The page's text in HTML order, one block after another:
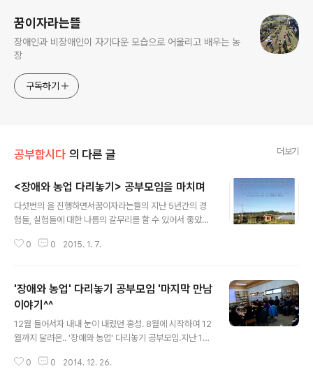
꿈이자라는뜰
장애인과 비장애인이 자기다운 모습으로 어울리고 배우는 농
장
구독하기
공부합시다 의 다른 글 더보기
<장애와 농업 다리놓기> 공부모임을 마치며
다섯번의 을 진행하면서꿈이자라는뜰의 지난 5년간의 경
험들, 실험들에 대한 나름의 갈무리를 할 수 있어서 좋았습
을 받았다고 하시니 오히려 저희가 힘을 얻었습니다. 공부
실했다는 생각이 드네요. 달마다 잊지않고 홍동을 찾아와
주신 공부이웃들에게 깊은 감사를 드립니다. 무엇보다 공
부이웃들과 새로운 인연을 맺은 것이 이번 모임의 가장 큰
열매라고 생각합니다. 같은 주제를 고민하는 공부이웃들을
온오프라인에서 서로 연결하는 일을 꿈뜰이 지속적으로 해
주었으면 하셨더랬지요? 아직은 저희 역량이 부족해서 기
0 0 2015. 1. 7.
'장애와 농업' 다리놓기 공부모임 '마지막 만남
이야기^^
12월 들어서자 내내 눈이 내렸던 홍성. 8월에 시작하여 12
월까지 달려온.. '장애와 농업' 다리놓기 공부모임.지난 12
막 만남의 이야기를 기록으로 남깁니다.마지막 공부모임의
0 0 2014. 12. 26.